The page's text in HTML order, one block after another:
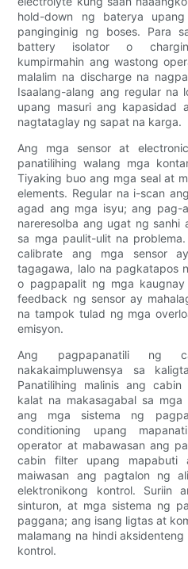
hold-down ng baterya
panginginig ng boses. Para
battery isolator o
kumpirmahin ang wastong
malalim na discharge na
Isaalang-alang ang regular na
upang masuri ang kapasidad
nagtataglay ng sapat na karga.
Ang mga sensor at
panatilihing walang mga
Tiyaking buo ang mga seal at
elements. Regular na i-scan
agad ang mga isyu; ang pag-
nareresolba ang ugat ng sanhi
sa mga paulit-ulit na
calibrate ang mga sensor
tagagawa, lalo na pagkatapos
o pagpapalit ng mga
feedback ng sensor ay
na tampok tulad ng mga
emisyon.
Ang pagpapanatili ng
nakakaimpluwensya sa
Panatilihing malinis ang
kalat na makasagabal sa mga
ang mga sistema ng
conditioning upang
operator at mabawasan ang
cabin filter upang
maiwasan ang pagtalon ng
elektronikong kontrol. Suriin
sinturon, at mga sistema ng
paggana; ang isang ligtas at
malamang na hindi
kontrol.